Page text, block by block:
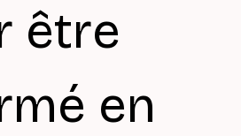
être
en